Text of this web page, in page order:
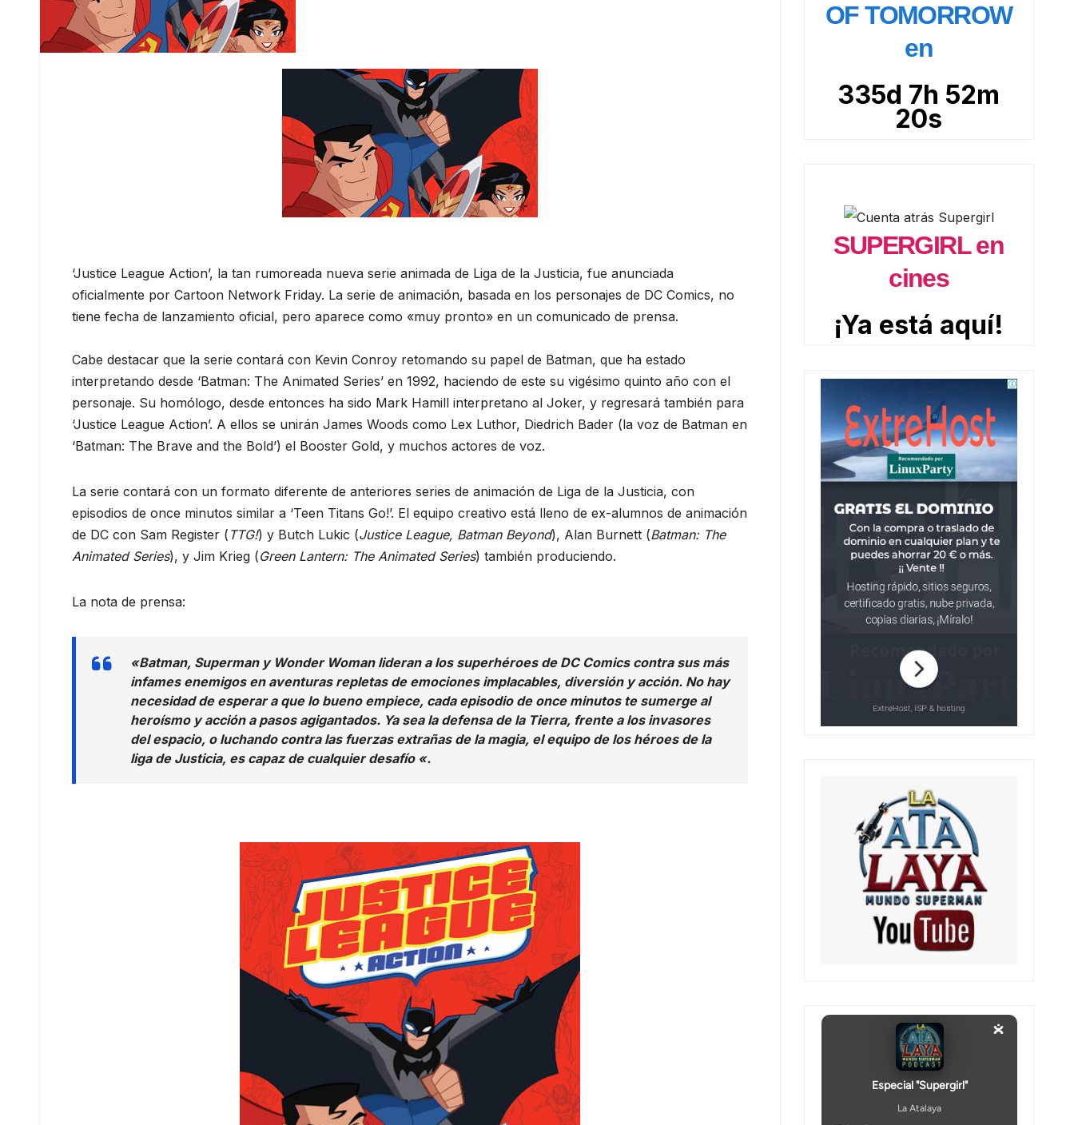
‘Justice League Action’, la tan rumoreada nueva serie animada de Liga de la Justicia, fue anunciada
oficialmente por Cartoon Network Friday. La serie de animación, basada en los personajes de DC Comics, no
tiene fecha de lanzamiento oficial, pero aparece como «muy pronto» en un comunicado de prensa.
Cabe destacar que la serie contará con Kevin Conroy retomando su papel de Batman, que ha estado
interpretando desde ‘Batman: The Animated Series’ en 1992, haciendo de este su vigésimo quinto año con el
personaje. Su homólogo, desde entonces ha sido Mark Hamill interpretano al Joker, y regresará también para
‘Justice League Action’. A ellos se unirán James Woods como Lex Luthor, Diedrich Bader (la voz de Batman en
‘Batman: The Brave and the Bold’) el Booster Gold, y muchos actores de voz.
La serie contará con un formato diferente de anteriores series de animación de Liga de la Justicia, con
episodios de once minutos similar a ‘Teen Titans Go!’. El equipo creativo está lleno de ex-alumnos de animación
de DC con Sam Register ( TTG!) y Butch Lukic (Justice League, Batman Beyond), Alan Burnett (Batman: The
Animated Series), y Jim Krieg (Green Lantern: The Animated Series) también produciendo.
La nota de prensa:
«Batman, Superman y Wonder Woman lideran a los superhéroes de DC Comics contra sus más
infames enemigos en aventuras repletas de emociones implacables, diversión y acción. No hay
necesidad de esperar a que lo bueno empiece, cada episodio de once minutos te sumerge al
heroísmo y acción a pasos agigantados. Ya sea la defensa de la Tierra, frente a los invasores
del espacio, o luchando contra las fuerzas extrañas de la magia, el equipo de los héroes de la
liga de Justicia, es capaz de cualquier desafío «.
OF TOMORROW
en
335d 7h 52m
19s
SUPERGIRL en
cines
¡Ya está aquí!